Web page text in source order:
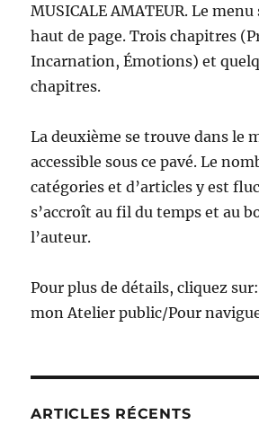
MUSICALE AMATEUR. Le
haut de page. Trois chapitres
Incarnation, Émotions) et
chapitres.
La deuxième se trouve dans le
accessible sous ce pavé. Le
catégories et d’articles y est
s’accroît au fil du temps et au
l’auteur.
Pour plus de détails, cliquez
mon Atelier public/Pour
ARTICLES RÉCENTS